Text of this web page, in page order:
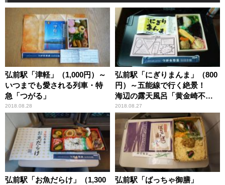
弘前駅「津軽」（1,000円）～
いつまでも愛される列車・特
急「つがる」
2018.08.28
弘前駅「にぎりまんま」（800
円）～五能線で行く絶景！
海辺の露天風呂「黄金崎不老
ふ死温泉」
2018.08.27
弘前駅「お魚だらけ」（1,300
弘前駅「ばっちゃ御膳」